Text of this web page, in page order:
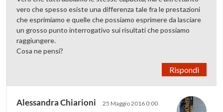
vero che spesso esiste una differenza tale fra le prestazioni
che esprimiamo e quelle che possiamo esprimere da lasciare
un grosso punto interrogativo sui risultati che possiamo
raggiungere.
Cosa ne pensi?
Rispondi
Alessandra Chiarioni 25 Maggio 2016 0:00